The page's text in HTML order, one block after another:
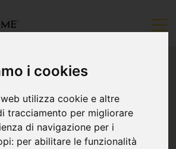
i cookies
utilizza cookie e altre
tracciamento per migliorare
di navigazione per i
per abilitare le funzionalità